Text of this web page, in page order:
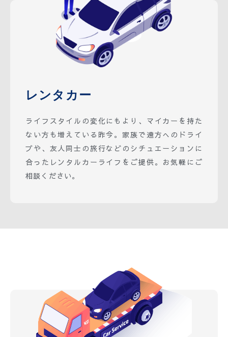
レンタカー
ライフスタイルの変化にもより、マイカーを持た
ない方も増えている昨今。家族で遠方へのドライ
ブや、友人同士の旅行などのシチュエーションに
合ったレンタルカーライフをご提供。お気軽にご
相談ください。